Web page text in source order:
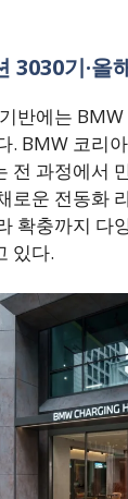
3030기·올
반에는
. BMW 코리
전 과정에서
로운 전동화
확충까지 다
있다.